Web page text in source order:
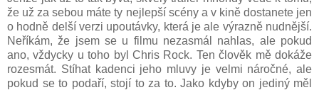
že už za sebou máte ty nejlepší scény a v kině dostanete jen
o hodně delší verzi upoutávky, která je ale výrazně nudnější.
Neříkám, že jsem se u filmu nezasmál nahlas, ale pokud
ano, vždycky u toho byl Chris Rock. Ten člověk mě dokáže
rozesmát. Stíhat kadenci jeho mluvy je velmi náročné, ale
pokud se to podaří, stojí to za to. Jako kdyby on jediný měl